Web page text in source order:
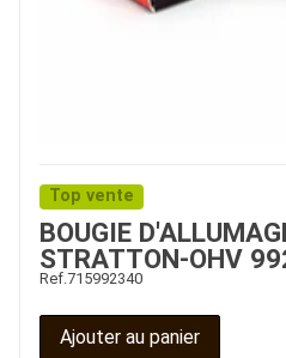
Top vente
BOUGIE
STRATTON-OHV
Ref. 715992340
Ajouter au panier